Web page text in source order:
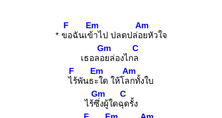
* ขอ
F
ฉันเข้า
Em
ไป ปลดปล่อย
Am
หัวใจ
เธอลอย
Gm
ล่องไกล
C
ไร้
F
พันธะใ
Em
ด ให้โลก
Am
ทั้งใบ
ไร้ซึ่ง
Gm
ผู้ใดฉุด
C
รั้ง